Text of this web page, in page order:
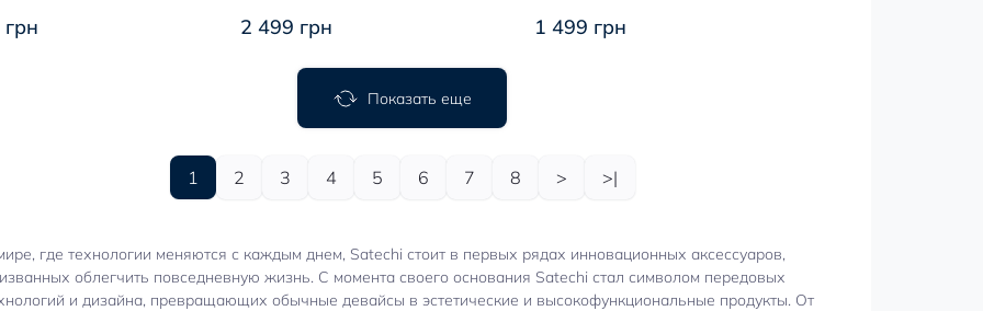
2 499 грн 1 499 грн
Показать еще
1 2 3 4 5 6 7 8 > >|
где технологии меняются с каждым днем, Satechi стоит в первых рядах инновационных аксессуаров,
облегчить повседневную жизнь. С момента своего основания Satechi стал символом передовых
и дизайна, превращающих обычные девайсы в эстетические и высокофункциональные продукты. От